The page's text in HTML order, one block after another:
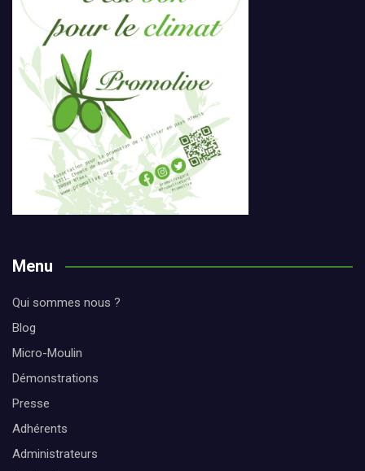
Menu
Qui sommes nous ?
Blog
Micro-Moulin
Démonstrations
Presse
Adhérents
Administrateurs